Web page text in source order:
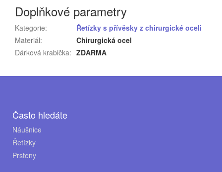
Doplňkové parametry
Kategorie:
Řetízky s přívěsky z chirurgické oceli
Materiál:
Chirurgická ocel
Dárková krabička: ZDARMA
Často hledáte
Náušnice
Řetízky
Prsteny